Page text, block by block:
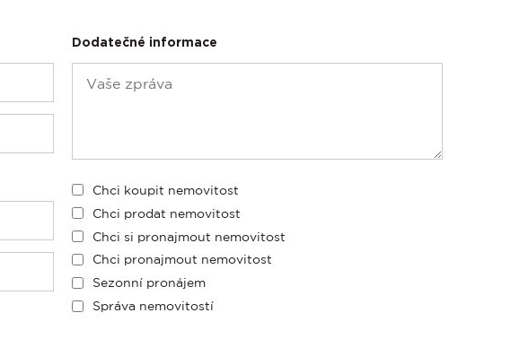
Dodatečné informace
Chci koupit nemovitost
Chci prodat nemovitost
Chci si pronajmout nemovitost
Chci pronajmout nemovitost
Sezonní pronájem
Správa nemovitostí